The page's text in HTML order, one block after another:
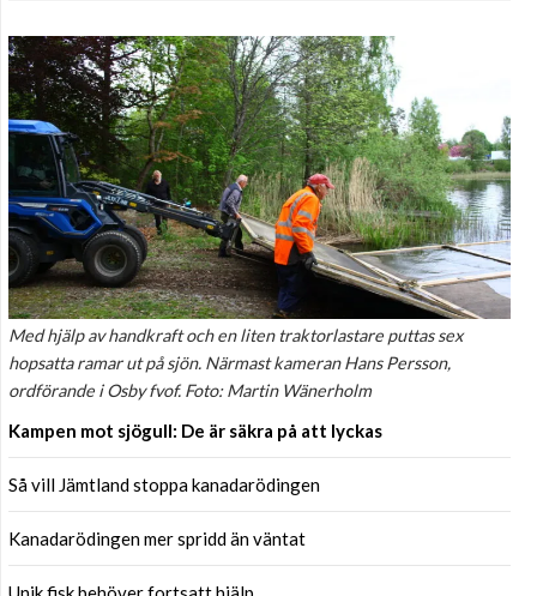
Med hjälp av handkraft och en liten traktorlastare puttas sex
hopsatta ramar ut på sjön. Närmast kameran Hans Persson,
ordförande i Osby fvof. Foto: Martin Wänerholm
Kampen mot sjögull: De är säkra på att lyckas
Så vill Jämtland stoppa kanadarödingen
Kanadarödingen mer spridd än väntat